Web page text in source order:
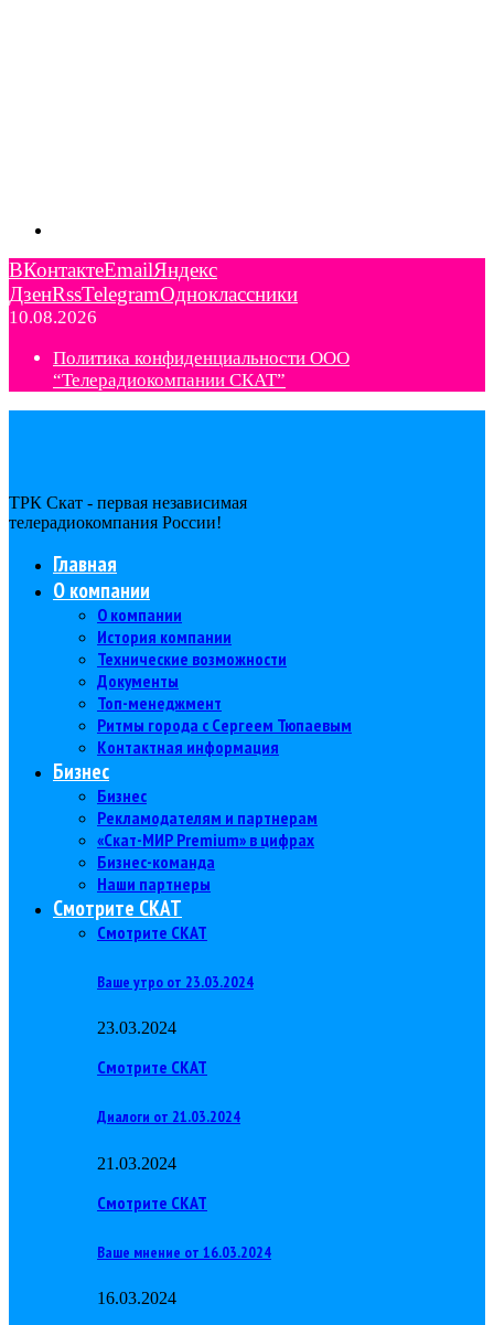
ВКонтактеEmailЯндекс
ДзенRssTelegramОдноклассники
10.08.2026
Политика конфиденциальности ООО
“Телерадиокомпании СКАТ”
ТРК Скат - первая независимая
телерадиокомпания Роcсии!
Главная
О компании
О компании
История компании
Технические возможности
Документы
Топ-менеджмент
Ритмы города с Сергеем Тюпаевым
Контактная информация
Бизнес
Бизнес
Рекламодателям и партнерам
«Скат-МИР Premium» в цифрах
Бизнес-команда
Наши партнеры
Смотрите СКАТ
Смотрите СКАТ
Ваше утро от 23.03.2024
23.03.2024
Смотрите СКАТ
Диалоги от 21.03.2024
21.03.2024
Смотрите СКАТ
Ваше мнение от 16.03.2024
16.03.2024